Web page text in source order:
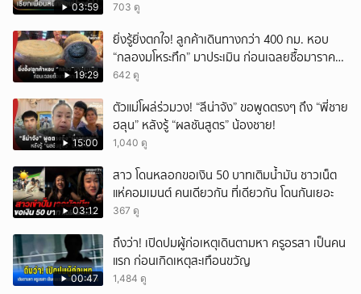
03:59 703 ดู
19:29
ยิ่งรู้ยิ่งตกใจ! ลูกค้าเดินทางกว่า 400 กม. หอบ
“กลองมโหระทึก” มาประเมิน ก่อนเฉลยซื้อมาราคา
เท่าไหร่?
642 ดู
15:00
ตัวแม่โผล่ร่วมวง! “ลีน่าจัง” ขอพูดตรงๆ ถึง “พี่ชาย
ฮลุน” หลังรู้ “ผลชันสูตร” น้องชาย!
1,040 ดู
03:12
สาว โดนหลอกขอเงิน 50 บาทเติมน้ำมัน ชาวเน็ต
แห่คอมเมนต์ คนเดียวกัน ที่เดียวกัน โดนกันเยอะ
367 ดู
00:47
ถึงว่า! เปิดปมผู้ก่อเหตุเดินตามหา ครูอรสา เป็นคน
แรก ก่อนเกิดเหตุสะเทือนขวัญ
1,484 ดู